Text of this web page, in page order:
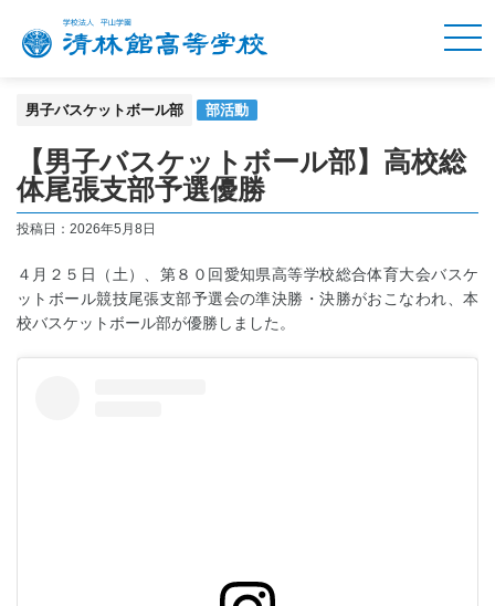
男子バスケットボール部 部活動
【男子バスケットボール部】高校総
体尾張支部予選優勝
投稿日： 2026年5月8日
４月２５日（土）、第８０回愛知県高等学校総合体育大会バスケ
ットボール競技尾張支部予選会の準決勝・決勝がおこなわれ、本
校バスケットボール部が優勝しました。